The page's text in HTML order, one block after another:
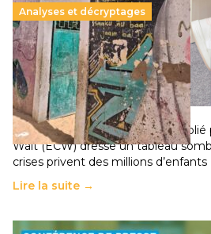
Analyses et décryptages
258 millions d’enfants
chocs climatiques et des
population
11 juillet 2026- National
Un nouveau rapport mondial
Wait (ECW) dresse un tableau
crises privent des millions d’enfants
Lire la suite →